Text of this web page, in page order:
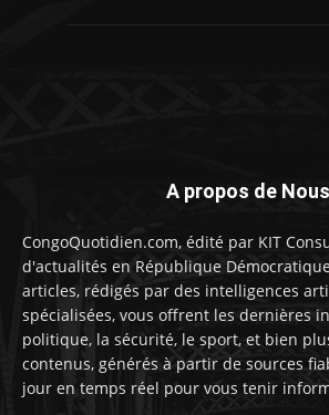
A propos de Nous
CongoQuotidien.com, édité par KIT
d'actualités en République
articles, rédigés par des intelligences
spécialisées, vous offrent les dernières
politique, la sécurité, le sport, et bien
contenus, générés à partir de sources
jour en temps réel pour vous tenir